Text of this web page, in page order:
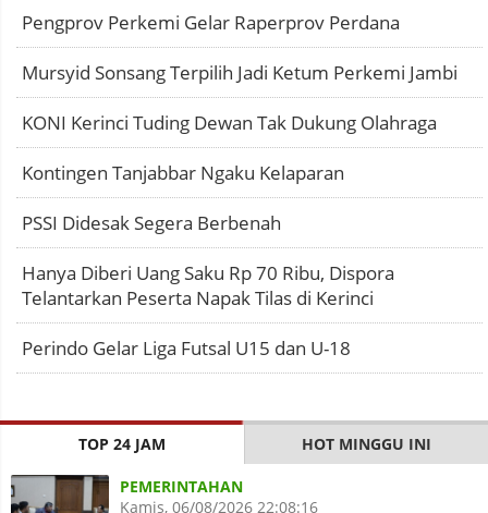
Pengprov Perkemi Gelar Raperprov Perdana
Mursyid Sonsang Terpilih Jadi Ketum Perkemi Jambi
KONI Kerinci Tuding Dewan Tak Dukung Olahraga
Kontingen Tanjabbar Ngaku Kelaparan
PSSI Didesak Segera Berbenah
Hanya Diberi Uang Saku Rp 70 Ribu, Dispora
Telantarkan Peserta Napak Tilas di Kerinci
Perindo Gelar Liga Futsal U15 dan U-18
TOP 24 JAM HOT MINGGU INI
PEMERINTAHAN
Kamis, 06/08/2026 22:08:16